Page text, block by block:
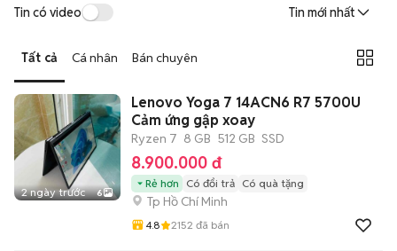
Tin có video Tin mới nhất
Tất cả Cá nhân Bán chuyên
2 ngày trước 6
Lenovo Yoga 7 14ACN6 R7 5700U
Cảm ứng gập xoay
Ryzen 7 8 GB 512 GB SSD
8.900.000 đ
Rẻ hơn Có đổi trả Có quà tặng
Tp Hồ Chí Minh
4.8 2152 đã bán